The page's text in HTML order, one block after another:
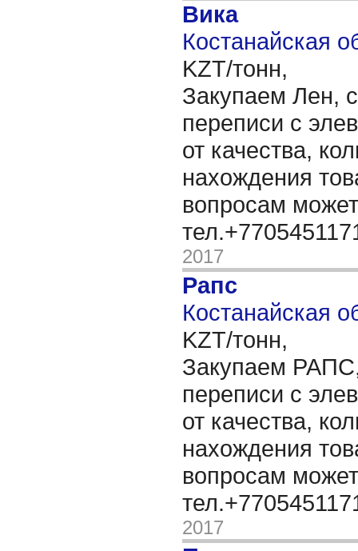
Вика
Костанайская
KZT/тонн,
Закупаем Лен,
переписи с
от качества,
нахождения
вопросам
2017
Рапс
Костанайская
KZT/тонн,
Закупаем
переписи с
от качества,
нахождения
вопросам
2017